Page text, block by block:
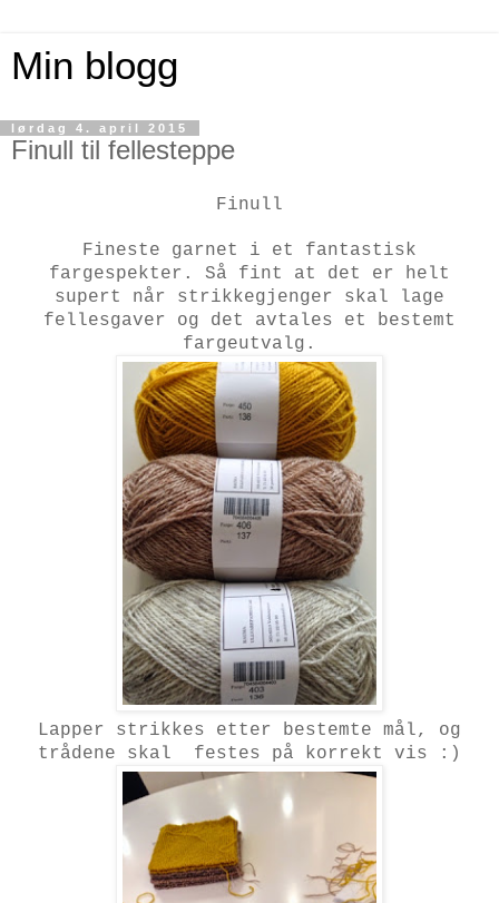
Min blogg
lørdag 4. april 2015
Finull til fellesteppe
Finull
Fineste garnet i et fantastisk
fargespekter. Så fint at det er helt
supert når strikkegjenger skal lage
fellesgaver og det avtales et bestemt
fargeutvalg.
Lapper strikkes etter bestemte mål, og
trådene skal festes på korrekt vis :)